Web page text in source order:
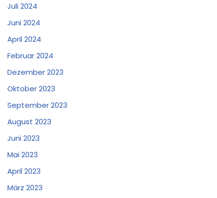
Juli 2024
Juni 2024
April 2024
Februar 2024
Dezember 2023
Oktober 2023
September 2023
August 2023
Juni 2023
Mai 2023
April 2023
März 2023